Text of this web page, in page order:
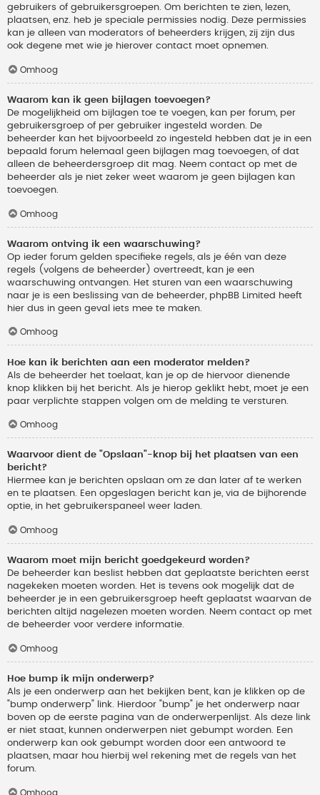
gebruikers of gebruikersgroepen. Om berichten te zien, lezen,
plaatsen, enz. heb je speciale permissies nodig. Deze permissies
kan je alleen van moderators of beheerders krijgen, zij zijn dus
ook degene met wie je hierover contact moet opnemen.
Omhoog
Waarom kan ik geen bijlagen toevoegen?
De mogelijkheid om bijlagen toe te voegen, kan per forum, per
gebruikersgroep of per gebruiker ingesteld worden. De
beheerder kan het bijvoorbeeld zo ingesteld hebben dat je in een
bepaald forum helemaal geen bijlagen mag toevoegen, of dat
alleen de beheerdersgroep dit mag. Neem contact op met de
beheerder als je niet zeker weet waarom je geen bijlagen kan
toevoegen.
Omhoog
Waarom ontving ik een waarschuwing?
Op ieder forum gelden specifieke regels, als je één van deze
regels (volgens de beheerder) overtreedt, kan je een
waarschuwing ontvangen. Het sturen van een waarschuwing
naar je is een beslissing van de beheerder, phpBB Limited heeft
hier dus in geen geval iets mee te maken.
Omhoog
Hoe kan ik berichten aan een moderator melden?
Als de beheerder het toelaat, kan je op de hiervoor dienende
knop klikken bij het bericht. Als je hierop geklikt hebt, moet je een
paar verplichte stappen volgen om de melding te versturen.
Omhoog
Waarvoor dient de "Opslaan"-knop bij het plaatsen van een
bericht?
Hiermee kan je berichten opslaan om ze dan later af te werken
en te plaatsen. Een opgeslagen bericht kan je, via de bijhorende
optie, in het gebruikerspaneel weer laden.
Omhoog
Waarom moet mijn bericht goedgekeurd worden?
De beheerder kan beslist hebben dat geplaatste berichten eerst
nagekeken moeten worden. Het is tevens ook mogelijk dat de
beheerder je in een gebruikersgroep heeft geplaatst waarvan de
berichten altijd nagelezen moeten worden. Neem contact op met
de beheerder voor verdere informatie.
Omhoog
Hoe bump ik mijn onderwerp?
Als je een onderwerp aan het bekijken bent, kan je klikken op de
"bump onderwerp" link. Hierdoor "bump" je het onderwerp naar
boven op de eerste pagina van de onderwerpenlijst. Als deze link
er niet staat, kunnen onderwerpen niet gebumpt worden. Een
onderwerp kan ook gebumpt worden door een antwoord te
plaatsen, maar hou hierbij wel rekening met de regels van het
forum.
Omhoog